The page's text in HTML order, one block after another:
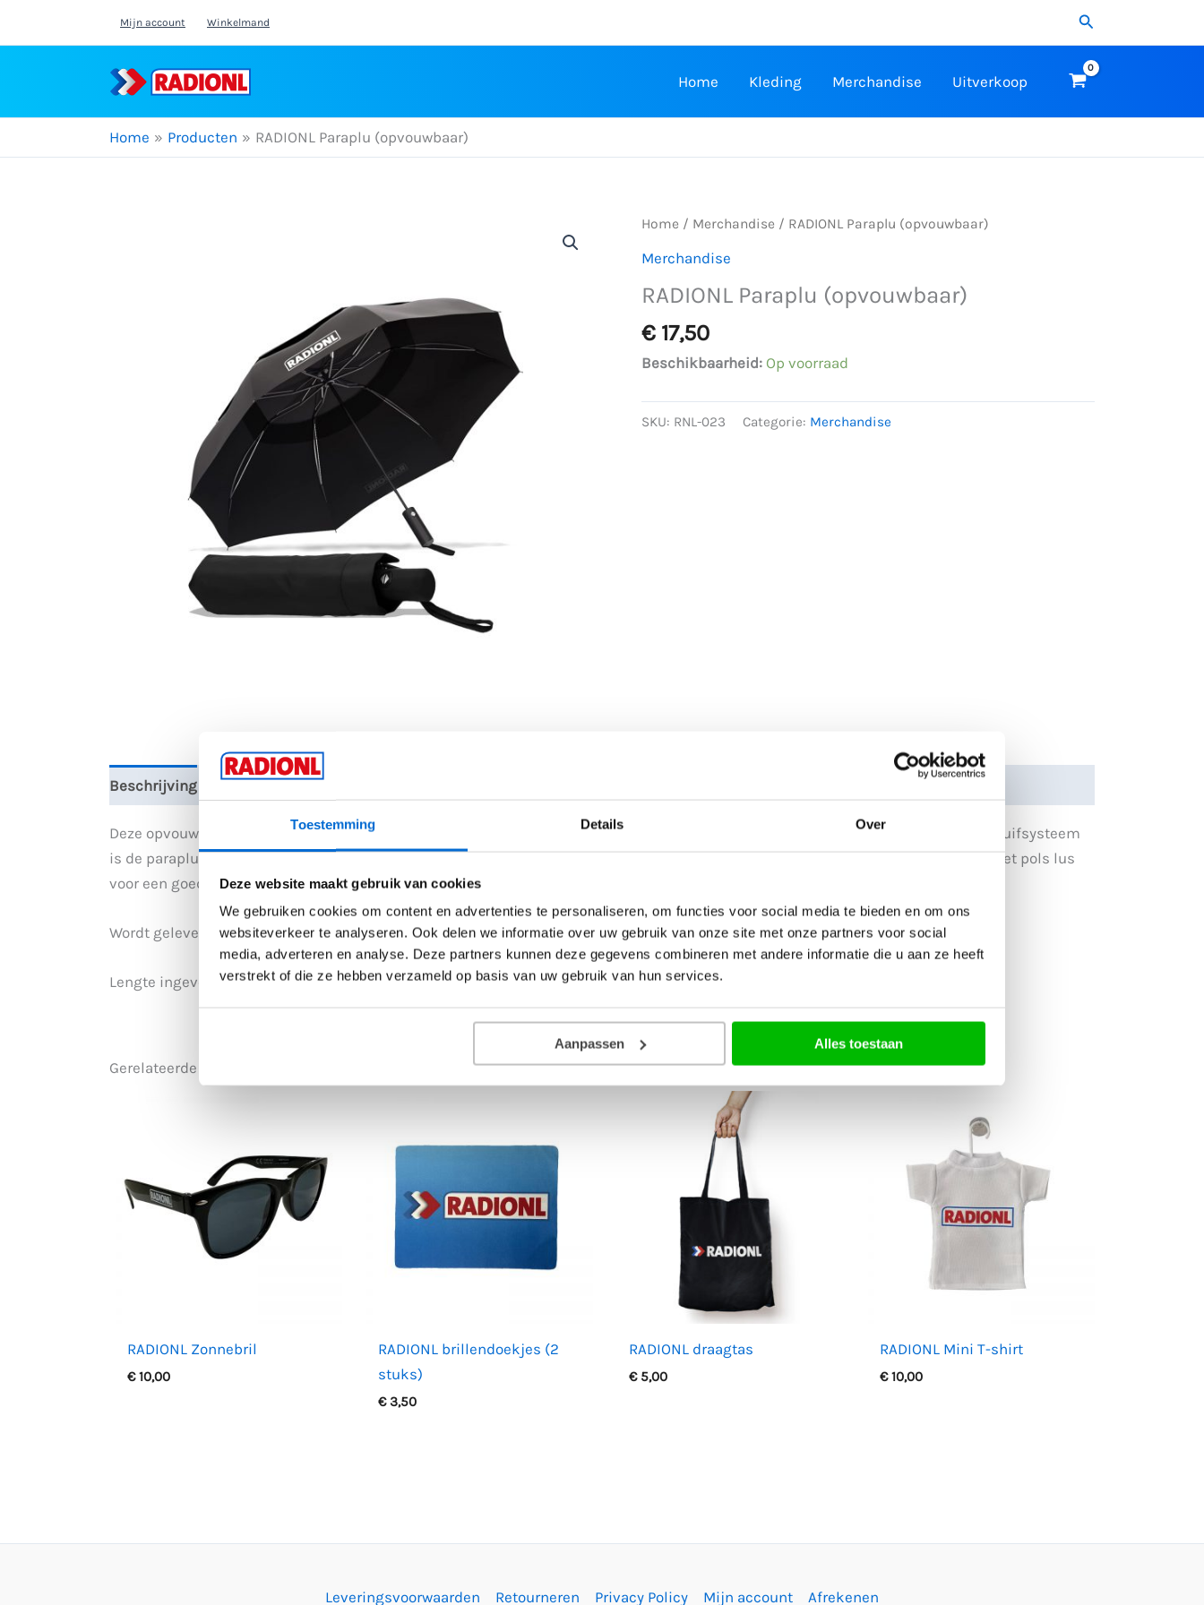
Toestemming Details Over
Deze website maakt gebruik van cookies
We gebruiken cookies om content en advertenties te personaliseren, om functies voor social media te bieden en om ons
websiteverkeer te analyseren. Ook delen we informatie over uw gebruik van onze site met onze partners voor social
media, adverteren en analyse. Deze partners kunnen deze gegevens combineren met andere informatie die u aan ze heeft
verstrekt of die ze hebben verzameld op basis van uw gebruik van hun services.
Aanpassen Alles toestaan
Mijn account Winkelmand Zoeken
Home Kleding Merchandise Uitverkoop
Home Producten RADIONL Paraplu (opvouwbaar)
Home / Merchandise / RADIONL Paraplu (opvouwbaar)
Merchandise
RADIONL Paraplu (opvouwbaar)
€ 17,50
Beschikbaarheid: Op voorraad
SKU: RNL-023 Categorie: Merchandise
Beschrijving Aanvullende informatie
Deze opvouwbare paraplu is klein en compact maar biedt een uitstekende bescherming tegen de regen. Door het handmatige schuifsysteem
is de paraplu gemakkelijk te openen en te sluiten. Verder heeft de paraplu een sterk metalen frame en een rubberen handgreep met pols lus
voor een goede grip. Dankzij zijn compacte formaat past hij opgevouwen perfect in een (hand)tas.
Wordt geleverd met een etui om hem gemakkelijk in op te bergen.
Lengte ingevouwen: 28 cm
Gerelateerde producten
RADIONL Zonnebril
€10,00
RADIONL brillendoekjes (2
stuks)
€3,50
RADIONL draagtas
€5,00
RADIONL Mini T-shirt
€10,00
Leveringsvoorwaarden Retourneren Privacy Policy Mijn account Afrekenen